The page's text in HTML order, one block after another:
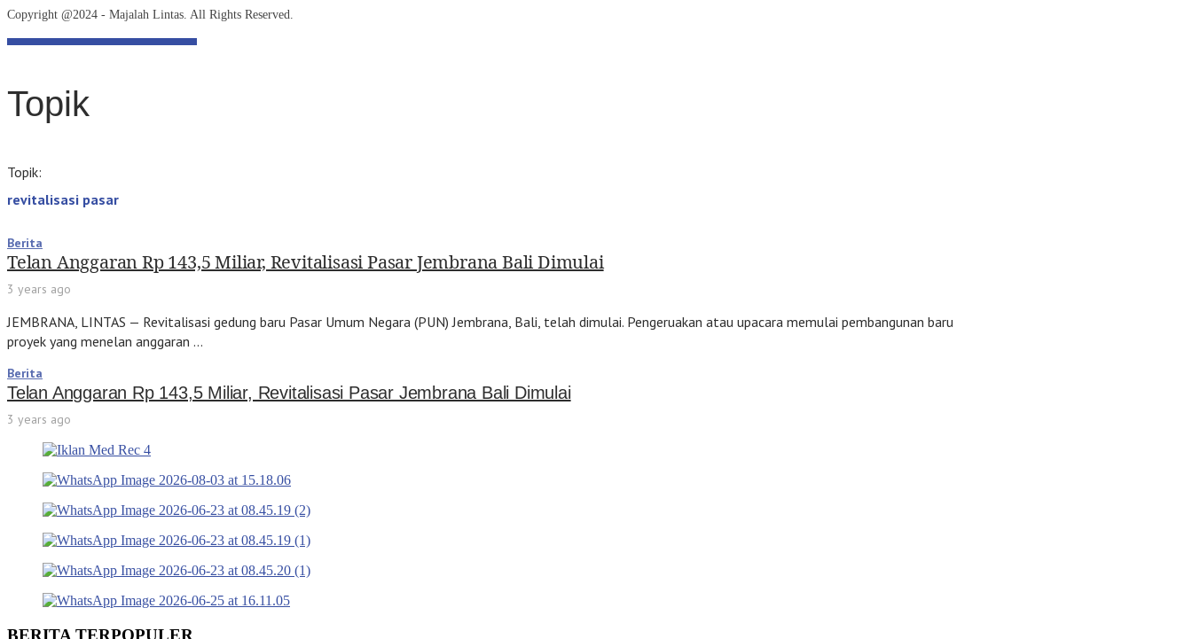
Copyright @2024 - Majalah Lintas. All Rights Reserved.
Topik
Topik:
revitalisasi pasar
Berita
Telan Anggaran Rp 143,5 Miliar, Revitalisasi Pasar Jembrana Bali Dimulai
3 years ago
JEMBRANA, LINTAS — Revitalisasi gedung baru Pasar Umum Negara (PUN) Jembrana, Bali, telah dimulai. Pengeruakan atau upacara memulai pembangunan baru
proyek yang menelan anggaran …
Berita
Telan Anggaran Rp 143,5 Miliar, Revitalisasi Pasar Jembrana Bali Dimulai
3 years ago
BERITA TERPOPULER